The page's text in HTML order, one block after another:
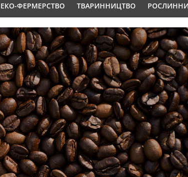
ЕКО-ФЕРМЕРСТВО ТВАРИННИЦТВО